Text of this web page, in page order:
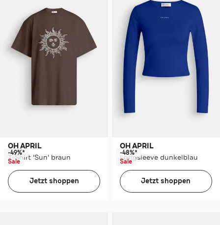
OH APRIL
T-Shirt 'Sun' braun
-49%*
Sale
Jetzt shoppen
OH APRIL
Longsleeve dunkelblau
-48%*
Sale
Jetzt shoppen